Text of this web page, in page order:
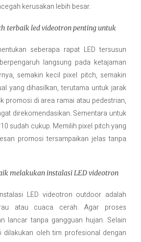
kerusakan lebih besar.
terbaik led videotron penting untuk
seberapa rapat LED tersusun
langsung pada ketajaman
semakin kecil pixel pitch, semakin
yang dihasilkan, terutama untuk jarak
promosi di area ramai atau pedestrian,
direkomendasikan. Sementara untuk
sudah cukup. Memilih pixel pitch yang
promosi tersampaikan jelas tanpa
melakukan instalasi LED videotron
LED videotron outdoor adalah
atau cuaca cerah. Agar proses
lancar tanpa gangguan hujan. Selain
dilakukan oleh tim profesional dengan